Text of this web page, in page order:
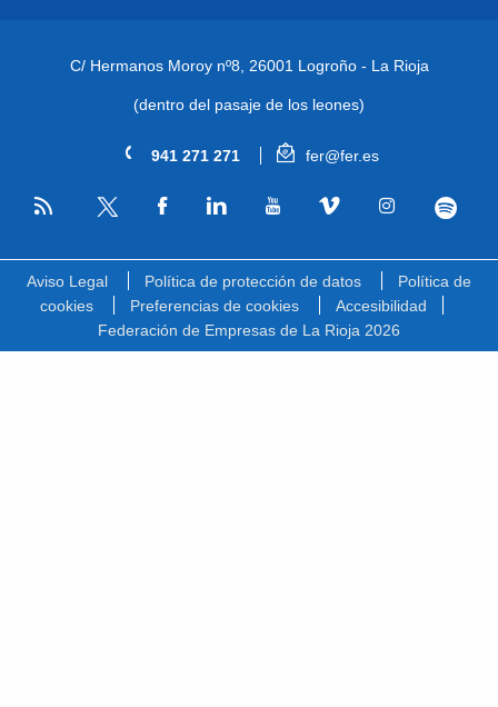
C/ Hermanos Moroy nº8, 26001 Logroño - La Rioja
(dentro del pasaje de los leones)
941 271 271 fer@fer.es
RSS
Aviso Legal Política de protección de datos
Política de
cookies
Preferencias de cookies
Accesibilidad
Federación de Empresas de La Rioja 2026